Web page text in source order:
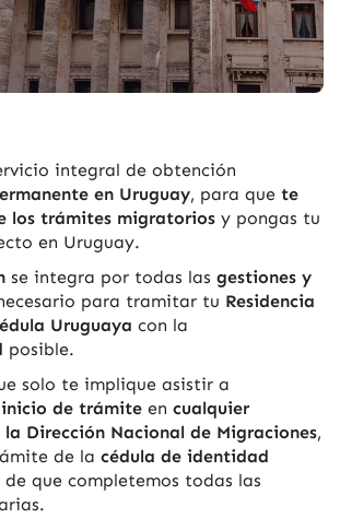
integral de obtención
en Uruguay, para que te
los trámites migratorios y pongas tu
en Uruguay.
se integra por todas las gestiones y
para tramitar tu Residencia
Uruguaya con la
posible.
solo te implique asistir a
de trámite en cualquier
Dirección Nacional de Migraciones,
de la cédula de identidad
de que completemos todas las